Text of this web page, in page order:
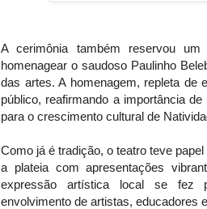
A cerimônia também reservou
homenagear o saudoso Paulinho
das artes. A homenagem, repleta de
público, reafirmando a importância
para o crescimento cultural de
Como já é tradição, o teatro teve
a plateia com apresentações
expressão artística local se fez
envolvimento de artistas, educadores